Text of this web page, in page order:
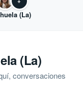
(La)
(La)
conversaciones